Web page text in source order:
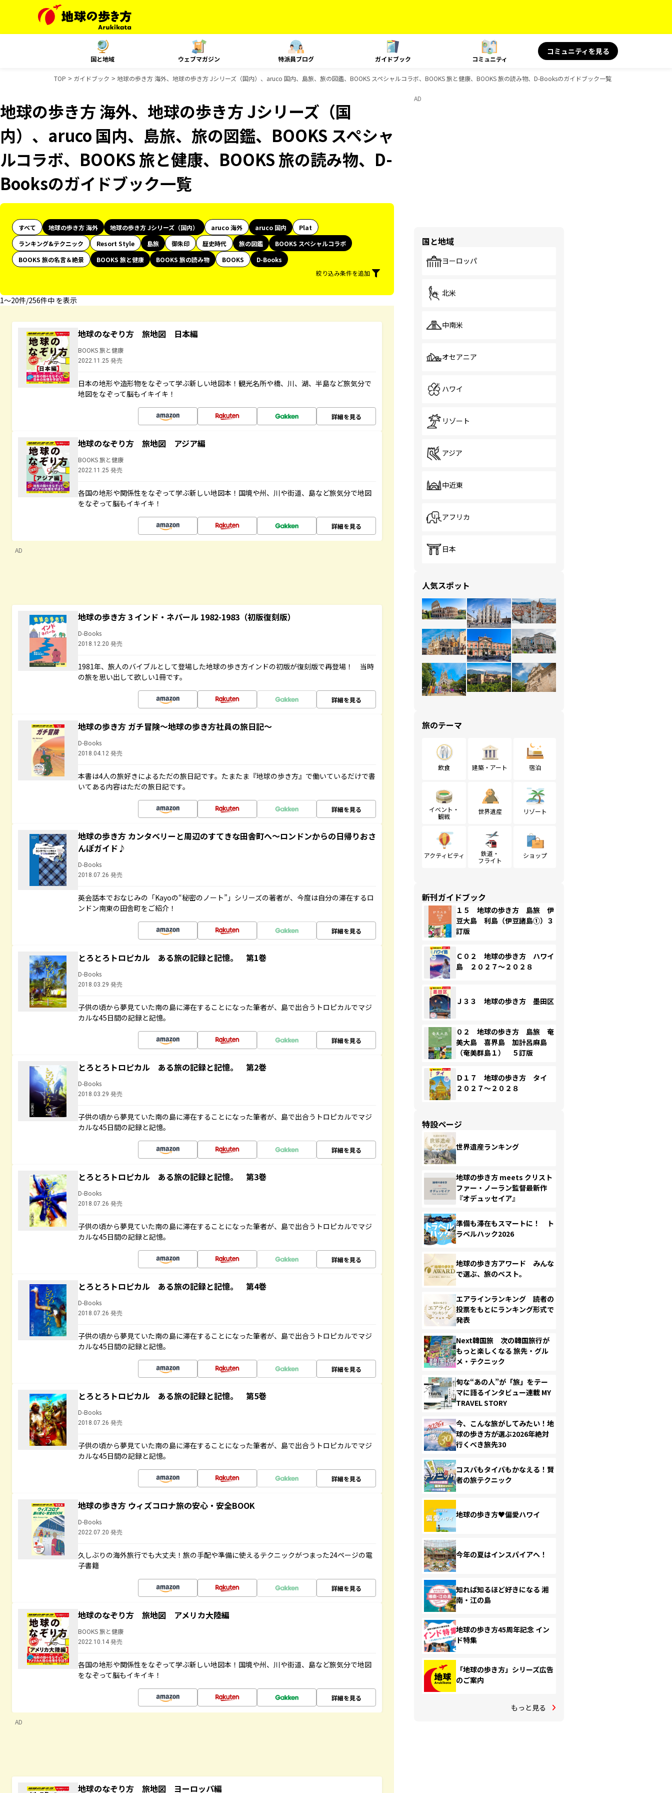
国と地域 ウェブマガジン 特派員ブログ ガイドブック コミュニティ
コミュニティを見る
TOP ガイドブック 地球の歩き方 海外、地球の歩き方 Jシリーズ（国内）、aruco 国内、島旅、旅の図鑑、BOOKS スペシャルコラボ、BOOKS 旅と健康、BOOKS 旅の読み物、D-Booksのガイドブック一覧
地球の歩き方 海外、地球の歩き方 Jシリーズ（国
内）、aruco 国内、島旅、旅の図鑑、BOOKS スペシャ
ルコラボ、BOOKS 旅と健康、BOOKS 旅の読み物、D-
Booksのガイドブック一覧
すべて 地球の歩き方 海外 地球の歩き方 Jシリーズ（国内） aruco 海外 aruco 国内
Plat
ランキング&テクニック
Resort Style 島旅 御朱印 歴史時代 旅の図鑑
BOOKS スペシャルコラボ
BOOKS 旅の名言＆絶景
BOOKS 旅と健康 BOOKS 旅の読み物 BOOKS
D-Books
絞り込み条件を追加
1〜20件/256件中 を表示
地球のなぞり方 旅地図 日本編
BOOKS 旅と健康
2022.11.25 発売
日本の地形や造形物をなぞって学ぶ新しい地図本！観光名所や橋、川、湖、半島など旅気分で
地図をなぞって脳もイキイキ！
詳細を見る
地球のなぞり方 旅地図 アジア編
BOOKS 旅と健康
2022.11.25 発売
各国の地形や関係性をなぞって学ぶ新しい地図本！国境や州、川や街道、島など旅気分で地図
をなぞって脳もイキイキ！
詳細を見る
AD
地球の歩き方 3 インド・ネパール 1982-1983（初版復刻版）
D-Books
2018.12.20 発売
1981年、旅人のバイブルとして登場した地球の歩き方インドの初版が復刻版で再登場！ 当時
の旅を思い出して欲しい1冊です。
詳細を見る
地球の歩き方 ガチ冒険～地球の歩き方社員の旅日記～
D-Books
2018.04.12 発売
本書は4人の旅好きによるただの旅日記です。たまたま『地球の歩き方』で働いているだけで書
いてある内容はただの旅日記です。
詳細を見る
地球の歩き方 カンタベリーと周辺のすてきな田舎町へ～ロンドンからの日帰りおさ
んぽガイド♪
D-Books
2018.07.26 発売
英会話本でおなじみの「Kayoの“秘密のノート”」シリーズの著者が、今度は自分の滞在するロ
ンドン南東の田舎町をご紹介！
詳細を見る
とろとろトロピカル ある旅の記録と記憶。 第1巻
D-Books
2018.03.29 発売
子供の頃から夢見ていた南の島に滞在することになった筆者が、島で出合うトロピカルでマジ
カルな45日間の記録と記憶。
詳細を見る
とろとろトロピカル ある旅の記録と記憶。 第2巻
D-Books
2018.03.29 発売
子供の頃から夢見ていた南の島に滞在することになった筆者が、島で出合うトロピカルでマジ
カルな45日間の記録と記憶。
詳細を見る
とろとろトロピカル ある旅の記録と記憶。 第3巻
D-Books
2018.07.26 発売
子供の頃から夢見ていた南の島に滞在することになった筆者が、島で出合うトロピカルでマジ
カルな45日間の記録と記憶。
詳細を見る
とろとろトロピカル ある旅の記録と記憶。 第4巻
D-Books
2018.07.26 発売
子供の頃から夢見ていた南の島に滞在することになった筆者が、島で出合うトロピカルでマジ
カルな45日間の記録と記憶。
詳細を見る
とろとろトロピカル ある旅の記録と記憶。 第5巻
D-Books
2018.07.26 発売
子供の頃から夢見ていた南の島に滞在することになった筆者が、島で出合うトロピカルでマジ
カルな45日間の記録と記憶。
詳細を見る
地球の歩き方 ウィズコロナ旅の安心・安全BOOK
D-Books
2022.07.20 発売
久しぶりの海外旅行でも大丈夫！旅の手配や準備に使えるテクニックがつまった24ページの電
子書籍
詳細を見る
地球のなぞり方 旅地図 アメリカ大陸編
BOOKS 旅と健康
2022.10.14 発売
各国の地形や関係性をなぞって学ぶ新しい地図本！国境や州、川や街道、島など旅気分で地図
をなぞって脳もイキイキ！
詳細を見る
AD
地球のなぞり方 旅地図 ヨーロッパ編
AD
国と地域
ヨーロッパ
北米
中南米
オセアニア
ハワイ
リゾート
アジア
中近東
アフリカ
日本
人気スポット
旅のテーマ
飲食 建築・アート 宿泊
イベント・
観戦
世界遺産 リゾート
アクティビティ
鉄道・
フライト
ショップ
新刊ガイドブック
１５ 地球の歩き方 島旅 伊
豆大島 利島（伊豆諸島①）３
訂版
Ｃ０２ 地球の歩き方 ハワイ
島 ２０２７～２０２８
Ｊ３３ 地球の歩き方 墨田区
０２ 地球の歩き方 島旅 奄
美大島 喜界島 加計呂麻島
（奄美群島１） ５訂版
Ｄ１７ 地球の歩き方 タイ
２０２７～２０２８
特設ページ
世界遺産ランキング
地球の歩き方 meets クリスト
ファー・ノーラン監督最新作
『オデュッセイア』
準備も滞在もスマートに！ ト
ラベルハック2026
地球の歩き方アワード みんな
で選ぶ、旅のベスト。
エアラインランキング 読者の
投票をもとにランキング形式で
発表
Next韓国旅 次の韓国旅行が
もっと楽しくなる 旅先・グル
メ・テクニック
旬な“あの人”が「旅」をテー
マに語るインタビュー連載 MY
TRAVEL STORY
今、こんな旅がしてみたい！地
球の歩き方が選ぶ2026年絶対
行くべき旅先30
コスパもタイパもかなえる！賢
者の旅テクニック
地球の歩き方♥偏愛ハワイ
今年の夏はインスパイアへ！
知れば知るほど好きになる 湘
南・江の島
地球の歩き方45周年記念 イン
ド特集
「地球の歩き方」シリーズ広告
のご案内
もっと見る